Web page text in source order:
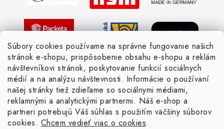
Súbory cookies používame na správne fungovanie našich
stránok e-shopu, prispôsobenie obsahu e-shopu a reklám
návštevníkovi stránok, poskytovanie funkcií sociálnych
médií a na analýzu návštevnosti. Informácie o používaní
našej stránky tiež zdieľame so sociálnymi médiami,
reklamnými a analytickými partnermi. Náš e-shop a
partneri potrebujú Váš súhlas s použitím väčšiny súborov
cookies. Chcem vedieť viac o cookies.
Pletený slovník česky-anglicky